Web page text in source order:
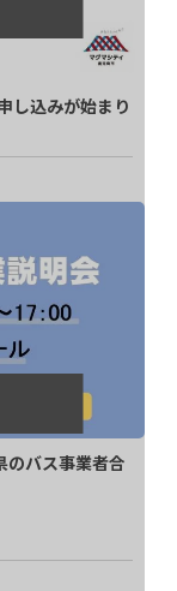
し込みが始まり
のバス事業者合